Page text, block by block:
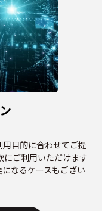
目的に合わせてご提
にご利用いただけます
になるケースもござい